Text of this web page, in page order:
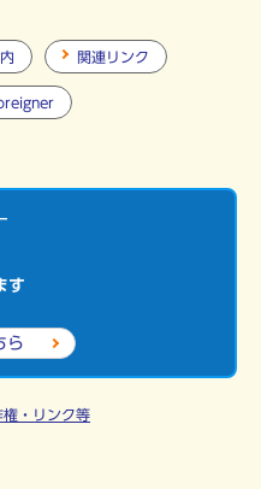
関連リンク
す
ら
権・リンク等